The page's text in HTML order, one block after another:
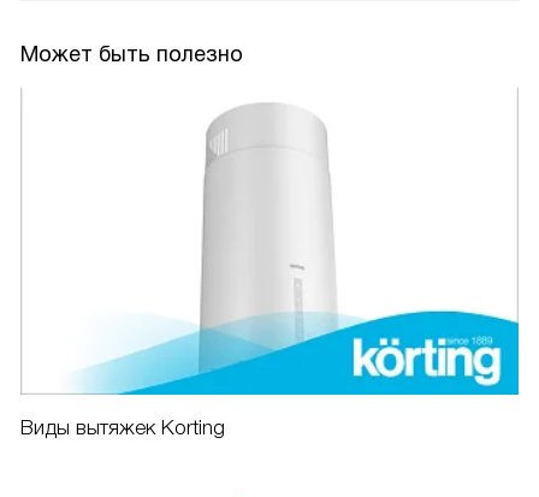
Может быть полезно
Виды вытяжек Korting